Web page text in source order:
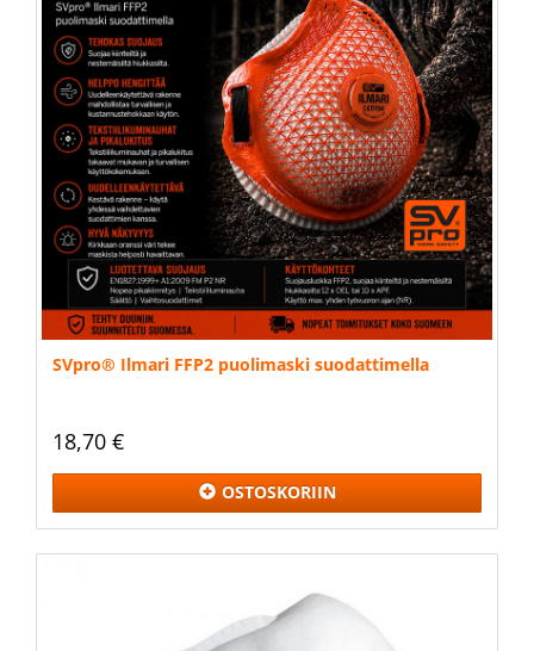
SVpro® Ilmari FFP2 puolimaski suodattimella
18,70 €
OSTOSKORIIN